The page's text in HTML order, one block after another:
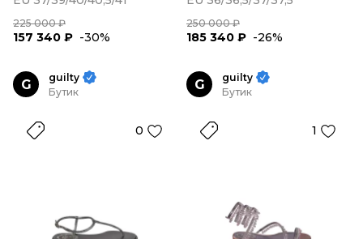
225 000 ₽
157 340 ₽ -30%
250 000 ₽
185 340 ₽ -26%
G
guilty
Бутик
0
G
guilty
Бутик
1